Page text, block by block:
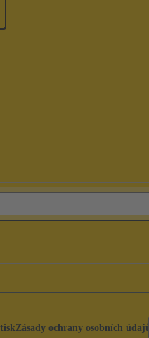
Zásady ochrany osobních údajů